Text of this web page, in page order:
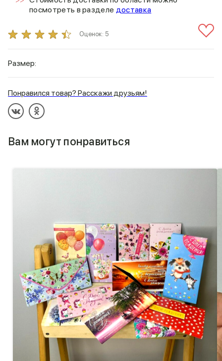
посмотреть в разделе доставка
Оценок: 5
Размер:
Понравился товар? Расскажи друзьям!
Вам могут понравиться